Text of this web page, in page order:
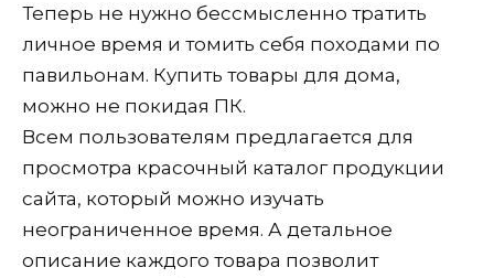
Теперь не нужно бессмысленно тратить
личное время и томить себя походами по
павильонам. Купить товары для дома,
можно не покидая ПК.
Всем пользователям предлагается для
просмотра красочный каталог продукции
сайта, который можно изучать
неограниченное время. А детальное
описание каждого товара позволит